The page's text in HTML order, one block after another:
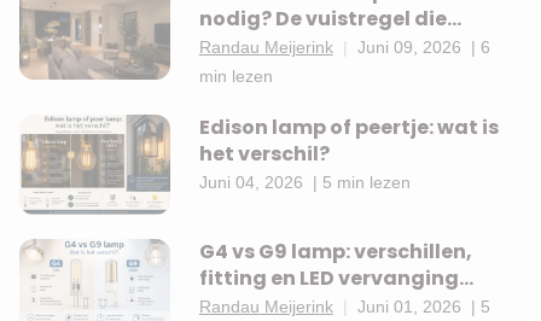
een dimmer aansluiten geeft problemen. De lamp
flikkert, zoemt of valt uit. Koop daarom altijd
dimbare lampen — ook als je nu nog geen dimmer
wilt. Het prijsverschil is minimaal en je houdt alle
opties open.
Welke LED dimmer heb je nodig: RC,
RL of universeel?
Op dimmers staan
nodig? De vuistregel die
anderen je niet vertellen
Randau Meijerink | Juni 09, 2026 | 6
min lezen
Edison lamp of peertje: wat is
het verschil?
Juni 04, 2026 | 5 min lezen
G4 vs G9 lamp: verschillen,
fitting en LED vervanging
uitgelegd
Randau Meijerink | Juni 01, 2026 | 5